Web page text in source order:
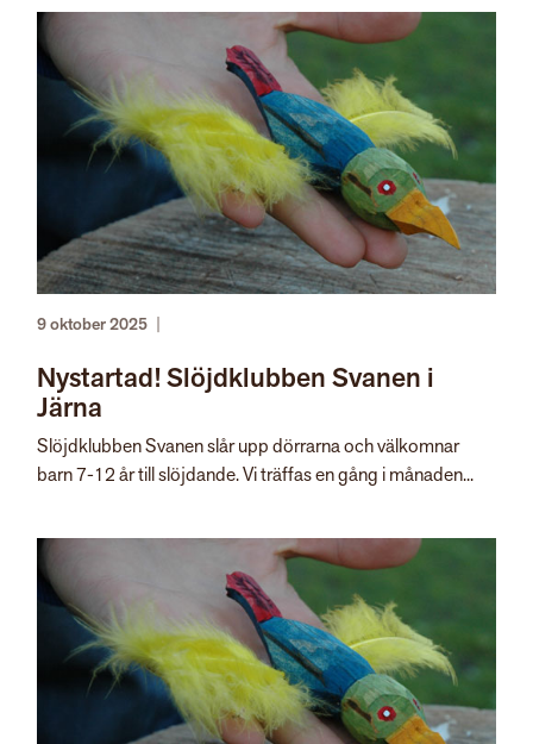
9 oktober 2025 |
Nystartad! Slöjdklubben Svanen i
Järna
Slöjdklubben Svanen slår upp dörrarna och välkomnar
barn 7-12 år till slöjdande. Vi träffas en gång i månaden...